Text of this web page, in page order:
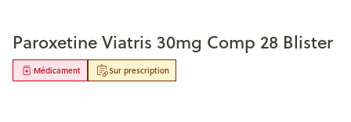
Paroxetine Viatris 30mg Comp 28 Blister
Sur prescription
Médicament